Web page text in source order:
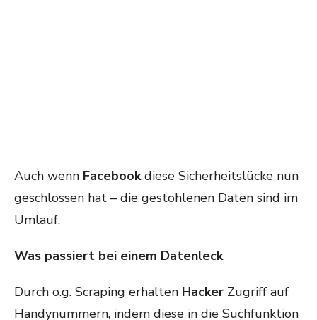
Auch wenn Facebookdiese Sicherheitslücke nun
geschlossen hat – die gestohlenen Daten sind im
Umlauf.
Was passiert bei einem Datenleck
Durch o.g. Scraping erhalten Hacker Zugriff auf
Handynummern, indem diese in die Suchfunktion